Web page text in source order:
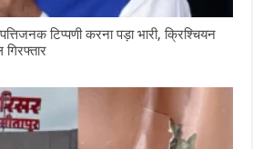
टिप्पणी करना पड़ा भारी, क्रिश्चियन